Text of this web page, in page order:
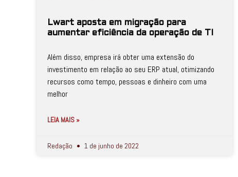
Lwart aposta em migração para
aumentar eficiência da operação de TI
Além disso, empresa irá obter uma extensão do
investimento em relação ao seu ERP atual, otimizando
recursos como tempo, pessoas e dinheiro com uma
melhor
LEIA MAIS »
Redação 1 de junho de 2022